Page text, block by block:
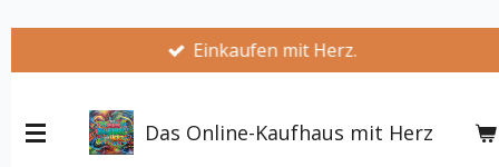
springen
Einkaufen mit Herz.
Das Online-Kaufhaus mit Herz